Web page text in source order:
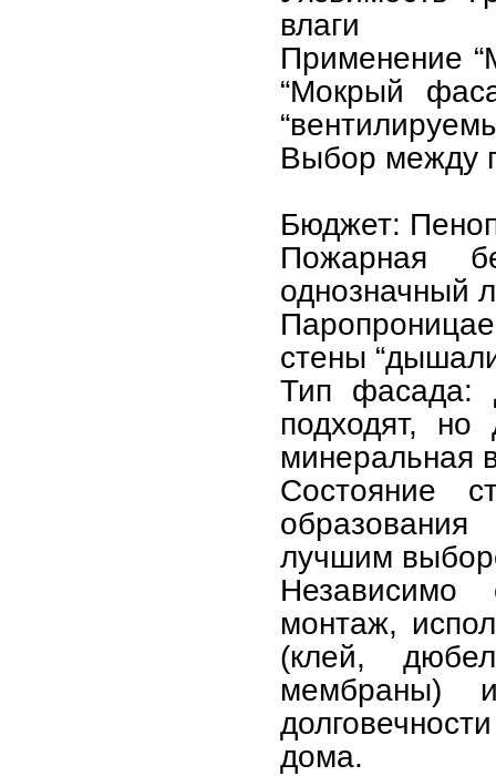
влаги
Применение
“Мокрый
Выбор между
Бюджет:
Пожарная
однозначный
стены
Тип фасада:
подходят, но
минеральная
Состояние
лучшим
монтаж,
(клей,
мембраны)
дома.